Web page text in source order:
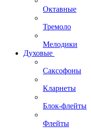
Октавные
Тремоло
Мелодики
Духовые
Саксофоны
Кларнеты
Блок-флейты
Флейты